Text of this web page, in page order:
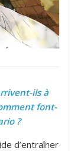
ils à
font-
?
d’entraîner